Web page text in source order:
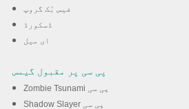
فیس بُک گروپ
ڈسکورڈ
ای میل
پی سی پر مقبول گیمس
Zombie Tsunami پی سی
Shadow Slayer پی سی